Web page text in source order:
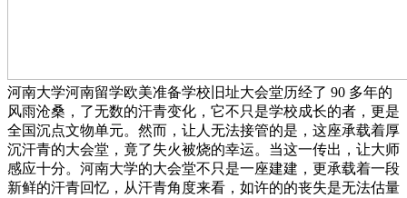
河南大学河南留学欧美准备学校旧址大会堂历经了 90 多年的
风雨沧桑，了无数的汗青变化，它不只是学校成长的者，更是
全国沉点文物单元。然而，让人无法接管的是，这座承载着厚
沉汗青的大会堂，竟了失火被烧的幸运。当这一传出，让大师
感应十分。河南大学的大会堂不只是一座建建，更承载着一段
新鲜的汗青回忆，从汗青角度来看，如许的的丧失是无法估量